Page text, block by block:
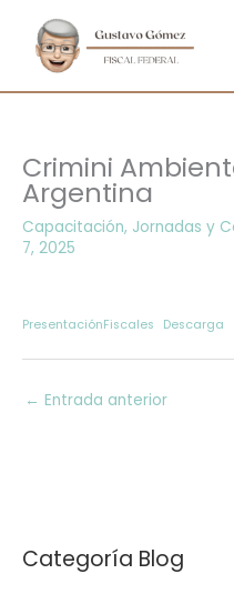
contenido
Crimini
Argentina
Capacitación, Jornadas y
7, 2025
PresentaciónFiscales Descarga
← Entrada anterior
Categoría Blog